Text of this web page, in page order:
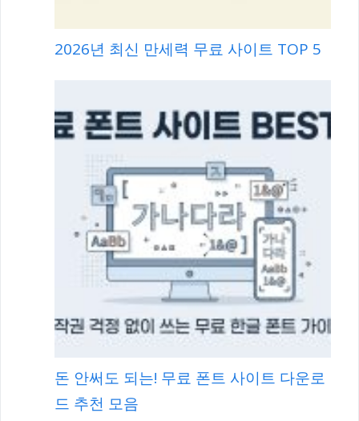
2026년 최신 만세력 무료 사이트 TOP 5
돈 안써도 되는! 무료 폰트 사이트 다운로
드 추천 모음